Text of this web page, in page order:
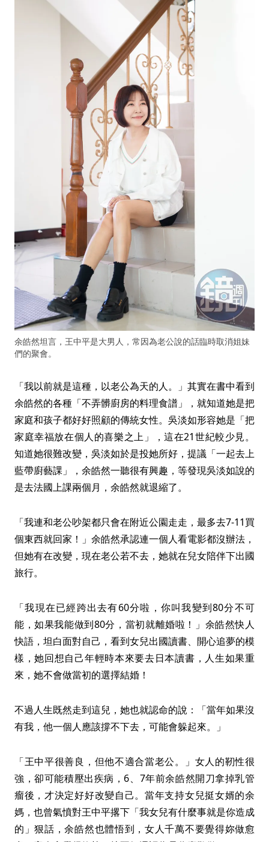
余皓然坦言，王中平是大男人，常因為老公說的話臨時取消姐妹
們的聚會。
「我以前就是這種，以老公為天的人。」其實在書中看到
余皓然的各種「不弄髒廚房的料理食譜」，就知道她是把
家庭和孩子都好好照顧的傳統女性。吳淡如形容她是「把
家庭幸福放在個人的喜樂之上」，這在21世紀較少見。
知道她很難改變，吳淡如於是投她所好，提議「一起去上
藍帶廚藝課」，余皓然一聽很有興趣，等發現吳淡如說的
是去法國上課兩個月，余皓然就退縮了。
「我連和老公吵架都只會在附近公園走走，最多去7-11買
個東西就回家！」余皓然承認連一個人看電影都沒辦法，
但她有在改變，現在老公若不去，她就在兒女陪伴下出國
旅行。
「我現在已經跨出去有60分啦，你叫我變到80分不可
能，如果我能做到80分，當初就離婚啦！」余皓然快人
快語，坦白面對自己，看到女兒出國讀書、開心追夢的模
樣，她回想自己年輕時本來要去日本讀書，人生如果重
來，她不會做當初的選擇結婚！
不過人生既然走到這兒，她也就認命的說：「當年如果沒
有我，他一個人應該撐不下去，可能會躲起來。」
「王中平很善良，但他不適合當老公。」女人的靭性很
強，卻可能積壓出疾病，6、7年前余皓然開刀拿掉乳管
瘤後，才決定好好改變自己。當年支持女兒挺女婿的余
媽，也曾氣憤對王中平撂下「我女兒有什麼事就是你造成
的」狠話，余皓然也體悟到，女人千萬不要覺得妳做愈